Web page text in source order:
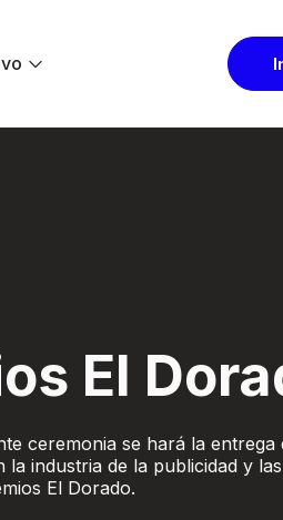
El
ceremonia se hará la entrega
la industria de la publicidad y
El Dorado.